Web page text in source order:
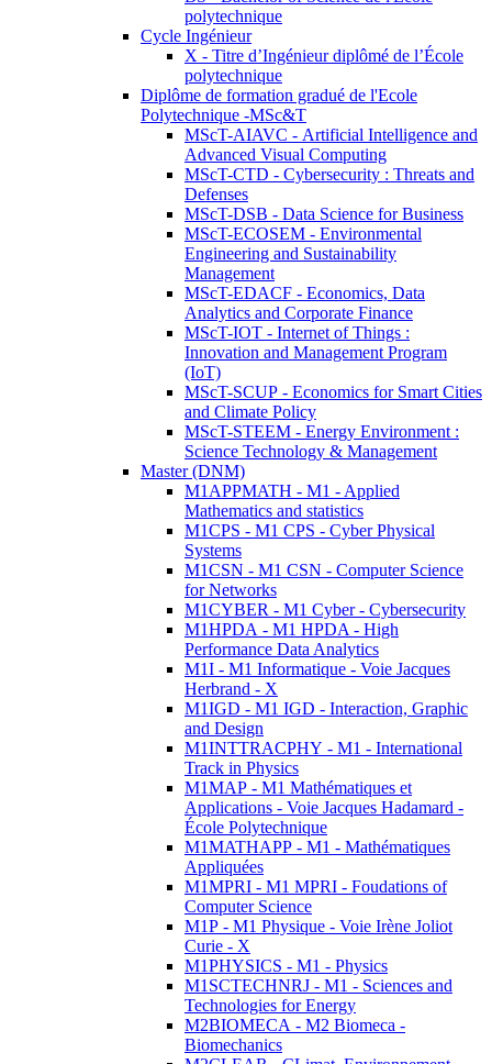
polytechnique
Cycle Ingénieur
X - Titre d’Ingénieur diplômé de l’École
polytechnique
Diplôme de formation gradué de l'Ecole
Polytechnique -MSc&T
MScT-AIAVC - Artificial Intelligence and
Advanced Visual Computing
MScT-CTD - Cybersecurity : Threats and
Defenses
MScT-DSB - Data Science for Business
MScT-ECOSEM - Environmental
Engineering and Sustainability
Management
MScT-EDACF - Economics, Data
Analytics and Corporate Finance
MScT-IOT - Internet of Things :
Innovation and Management Program
(IoT)
MScT-SCUP - Economics for Smart Cities
and Climate Policy
MScT-STEEM - Energy Environment :
Science Technology & Management
Master (DNM)
M1APPMATH - M1 - Applied
Mathematics and statistics
M1CPS - M1 CPS - Cyber Physical
Systems
M1CSN - M1 CSN - Computer Science
for Networks
M1CYBER - M1 Cyber - Cybersecurity
M1HPDA - M1 HPDA - High
Performance Data Analytics
M1I - M1 Informatique - Voie Jacques
Herbrand - X
M1IGD - M1 IGD - Interaction, Graphic
and Design
M1INTTRACPHY - M1 - International
Track in Physics
M1MAP - M1 Mathématiques et
Applications - Voie Jacques Hadamard -
École Polytechnique
M1MATHAPP - M1 - Mathématiques
Appliquées
M1MPRI - M1 MPRI - Foudations of
Computer Science
M1P - M1 Physique - Voie Irène Joliot
Curie - X
M1PHYSICS - M1 - Physics
M1SCTECHNRJ - M1 - Sciences and
Technologies for Energy
M2BIOMECA - M2 Biomeca -
Biomechanics